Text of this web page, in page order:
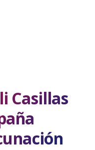
Casillas